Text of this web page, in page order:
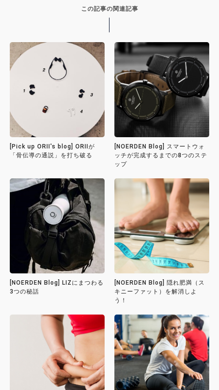
この記事の関連記事
[Pick up ORII's blog] ORIIが
「骨伝導の通説」を打ち破る
[NOERDEN Blog] スマートウォ
ッチが完成するまでの8つのステ
ップ
[NOERDEN Blog] LIZにまつわる
3つの秘話
[NOERDEN Blog] 隠れ肥満（ス
キニーファット）を解消しよ
う！